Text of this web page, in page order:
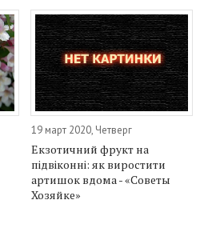
19 март 2020, Четверг
Екзотичний фрукт на
підвіконні: як виростити
артишок вдома - «Советы
Хозяйке»